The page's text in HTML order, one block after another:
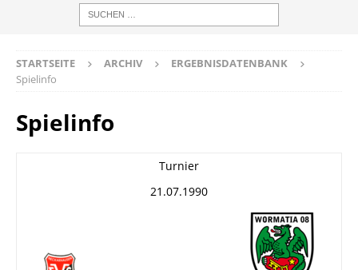
STARTSEITE ARCHIV
ERGEBNISDATENBANK
Spielinfo
Spielinfo
Turnier
21.07.1990